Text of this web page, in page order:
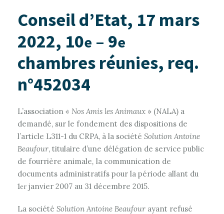
Conseil d’Etat, 17 mars
2022, 10e – 9e
chambres réunies, req.
n°452034
L’association « Nos Amis les Animaux » (NALA) a
demandé, sur le fondement des dispositions de
l’article L311-1 du CRPA, à la société Solution Antoine
Beaufour, titulaire d’une délégation de service public
de fourrière animale, la communication de
documents administratifs pour la période allant du
1er janvier 2007 au 31 décembre 2015.
La société Solution Antoine Beaufour ayant refusé